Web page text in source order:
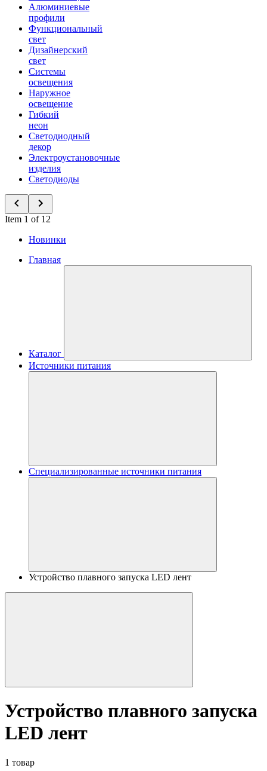
Алюминиевые
профили
Функциональный
свет
Дизайнерский
свет
Системы
освещения
Наружное
освещение
Гибкий
неон
Светодиодный
декор
Электроустановочные
изделия
Светодиоды
Item 1 of 12
Новинки
Главная
Каталог
Источники питания
Специализированные источники питания
Устройство плавного запуска LED лент
Устройство плавного запуска
LED лент
1 товар